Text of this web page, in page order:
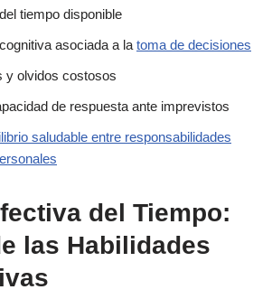
tiempo disponible
asociada a latoma de decisiones
y olvidos costosos
de respuesta ante imprevistos
saludable entre responsabilidades
del Tiempo:
las Habilidades